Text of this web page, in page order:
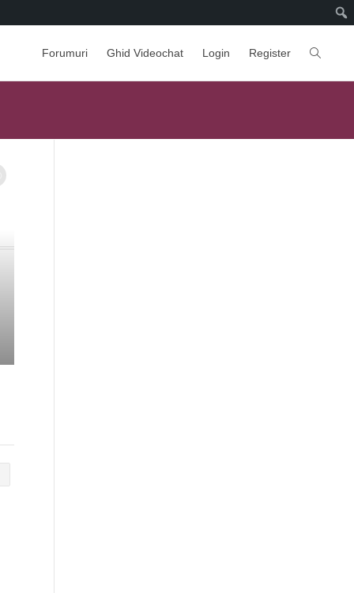
Forumuri Ghid Videochat Login Register